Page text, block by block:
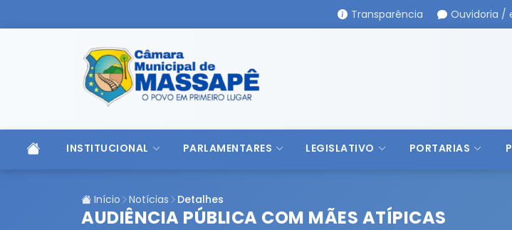
Transparência Ouvidoria /
INSTITUCIONAL PARLAMENTARES LEGISLATIVO PORTARIAS
Início Notícias Detalhes
AUDIÊNCIA PÚBLICA COM MÃES ATÍPICAS